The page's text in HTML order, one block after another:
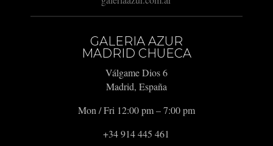
GALERIA AZUR
MADRID CHUECA
Válgame Dios 6
Madrid, España
Mon / Fri 12:00 pm – 7:00 pm
+34 914 445 461